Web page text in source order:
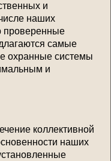
и
наших
проверенные
самые
охранные системы
и
коллективной
наших